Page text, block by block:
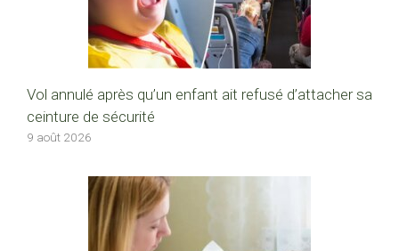
Vol annulé après qu’un enfant ait refusé d’attacher sa
ceinture de sécurité
9 août 2026